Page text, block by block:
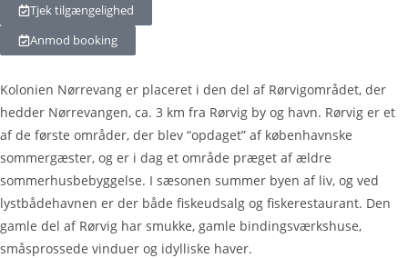
Tjek tilgængelighed
Anmod booking
Kolonien Nørrevang er placeret i den del af Rørvigområdet, der
hedder Nørrevangen, ca. 3 km fra Rørvig by og havn. Rørvig er et
af de første områder, der blev “opdaget” af københavnske
sommergæster, og er i dag et område præget af ældre
sommerhusbebyggelse. I sæsonen summer byen af liv, og ved
lystbådehavnen er der både fiskeudsalg og fiskerestaurant. Den
gamle del af Rørvig har smukke, gamle bindingsværkshuse,
småsprossede vinduer og idylliske haver.